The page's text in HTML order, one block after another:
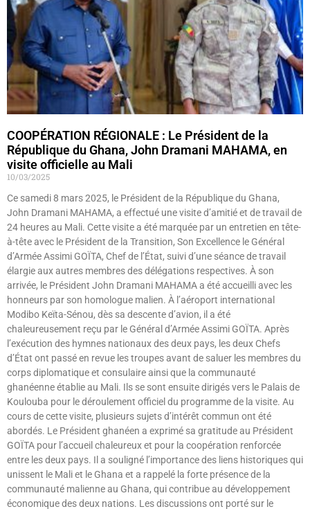
COOPÉRATION RÉGIONALE : Le Président de la
République du Ghana, John Dramani MAHAMA, en
visite officielle au Mali
10/03/2025
Ce samedi 8 mars 2025, le Président de la République du Ghana,
John Dramani MAHAMA, a effectué une visite d’amitié et de travail de
24 heures au Mali. Cette visite a été marquée par un entretien en tête-
à-tête avec le Président de la Transition, Son Excellence le Général
d’Armée Assimi GOÏTA, Chef de l’État, suivi d’une séance de travail
élargie aux autres membres des délégations respectives. À son
arrivée, le Président John Dramani MAHAMA a été accueilli avec les
honneurs par son homologue malien. À l’aéroport international
Modibo Keïta-Sénou, dès sa descente d’avion, il a été
chaleureusement reçu par le Général d’Armée Assimi GOÏTA. Après
l’exécution des hymnes nationaux des deux pays, les deux Chefs
d’État ont passé en revue les troupes avant de saluer les membres du
corps diplomatique et consulaire ainsi que la communauté
ghanéenne établie au Mali. Ils se sont ensuite dirigés vers le Palais de
Koulouba pour le déroulement officiel du programme de la visite. Au
cours de cette visite, plusieurs sujets d’intérêt commun ont été
abordés. Le Président ghanéen a exprimé sa gratitude au Président
GOÏTA pour l’accueil chaleureux et pour la coopération renforcée
entre les deux pays. Il a souligné l’importance des liens historiques qui
unissent le Mali et le Ghana et a rappelé la forte présence de la
communauté malienne au Ghana, qui contribue au développement
économique des deux nations. Les discussions ont porté sur le